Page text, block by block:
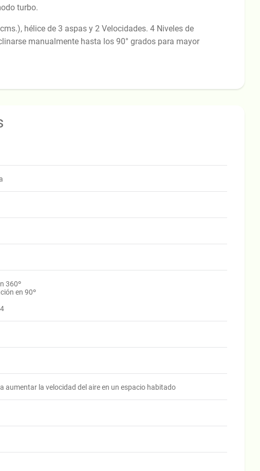
turbo.
hélice de 3 aspas y 2 Velocidades. 4 Niveles de
manualmente hasta los 90° grados para mayor
360º
en 90º
aumentar la velocidad del aire en un espacio habitado